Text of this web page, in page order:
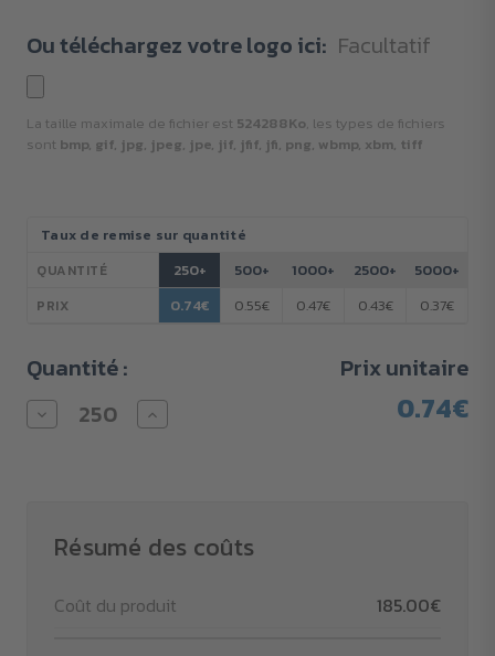
Ou téléchargez votre logo ici: Facultatif
La taille maximale de fichier est 524288Ko, les types de fichiers
sont bmp, gif, jpg, jpeg, jpe, jif, jfif, jfi, png, wbmp, xbm, tiff
Stock
actuel :
Taux de remise sur quantité
QUANTITÉ
PRIX
250+
0.74€
500+
0.55€
1000+
0.47€
2500+
0.43€
5000+
0.37€
Quantité :
Diminuer
la
Midar
paille
Augmenter
la
Midar
en
paille
Prix unitaire
0.74€
Résumé des coûts
Coût du produit 185.00€